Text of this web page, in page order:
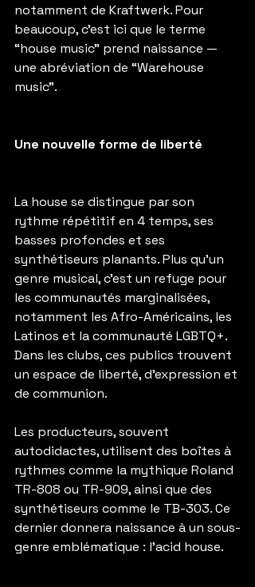
notamment de Kraftwerk. Pour
beaucoup, c’est ici que le terme
“house music” prend naissance —
une abréviation de “Warehouse
music”.
Une nouvelle forme de liberté
La house se distingue par son
rythme répétitif en 4 temps, ses
basses profondes et ses
synthétiseurs planants. Plus qu’un
genre musical, c’est un refuge pour
les communautés marginalisées,
notamment les Afro-Américains, les
Latinos et la communauté LGBTQ+.
Dans les clubs, ces publics trouvent
un espace de liberté, d’expression et
de communion.
Les producteurs, souvent
autodidactes, utilisent des boîtes à
rythmes comme la mythique Roland
TR-808 ou TR-909, ainsi que des
synthétiseurs comme le TB-303. Ce
dernier donnera naissance à un sous-
genre emblématique : l’acid house.